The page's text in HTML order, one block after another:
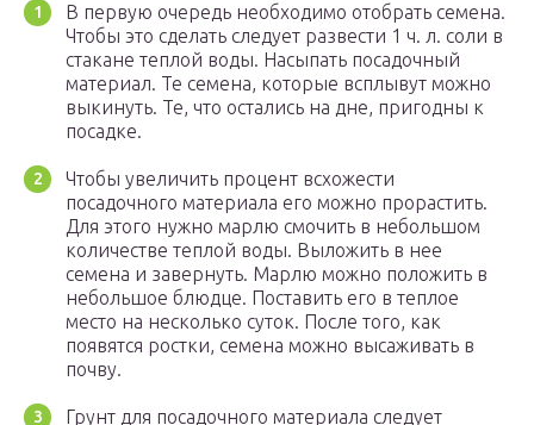
В первую очередь необходимо отобрать семена.
Чтобы это сделать следует развести 1 ч. л. соли в
стакане теплой воды. Насыпать посадочный
материал. Те семена, которые всплывут можно
выкинуть. Те, что остались на дне, пригодны к
посадке.
Чтобы увеличить процент всхожести
посадочного материала его можно прорастить.
Для этого нужно марлю смочить в небольшом
количестве теплой воды. Выложить в нее
семена и завернуть. Марлю можно положить в
небольшое блюдце. Поставить его в теплое
место на несколько суток. После того, как
появятся ростки, семена можно высаживать в
почву.
Грунт для посадочного материала следует